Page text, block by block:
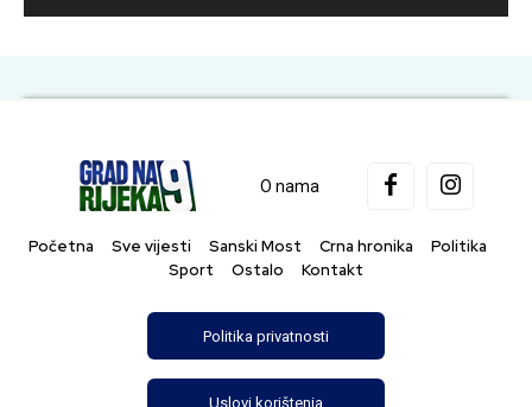
O nama
Početna Sve vijesti Sanski Most Crna hronika
Politika
Sport
Ostalo Kontakt
Politika privatnosti
Uslovi korištenja